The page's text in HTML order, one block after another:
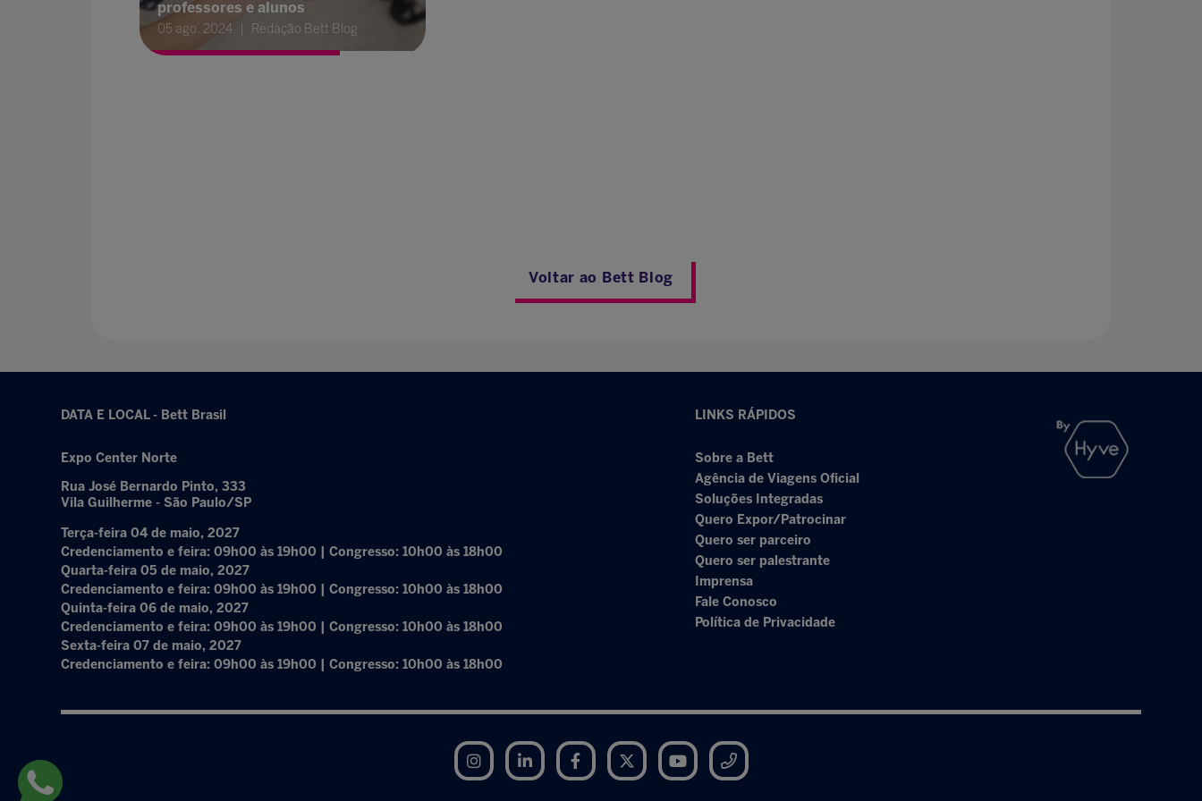
professores e alunos
05 ago. 2024 Redação Bett Blog
Voltar ao Bett Blog
DATA E LOCAL - Bett Brasil
Expo Center Norte
Rua José Bernardo Pinto, 333
Vila Guilherme - São Paulo/SP
Terça-feira 04 de maio, 2027
Credenciamento e feira: 09h00 às 19h00 | Congresso: 10h00 às 18h00
Quarta-feira 05 de maio, 2027
Credenciamento e feira: 09h00 às 19h00 | Congresso: 10h00 às 18h00
Quinta-feira 06 de maio, 2027
Credenciamento e feira: 09h00 às 19h00 | Congresso: 10h00 às 18h00
Sexta-feira 07 de maio, 2027
Credenciamento e feira: 09h00 às 19h00 | Congresso: 10h00 às 18h00
LINKS RÁPIDOS
Sobre a Bett
Agência de Viagens Oficial
Soluções Integradas
Quero Expor/Patrocinar
Quero ser parceiro
Quero ser palestrante
Imprensa
Fale Conosco
Política de Privacidade
Instagram LinkedIn Facebook Twitter YouTube